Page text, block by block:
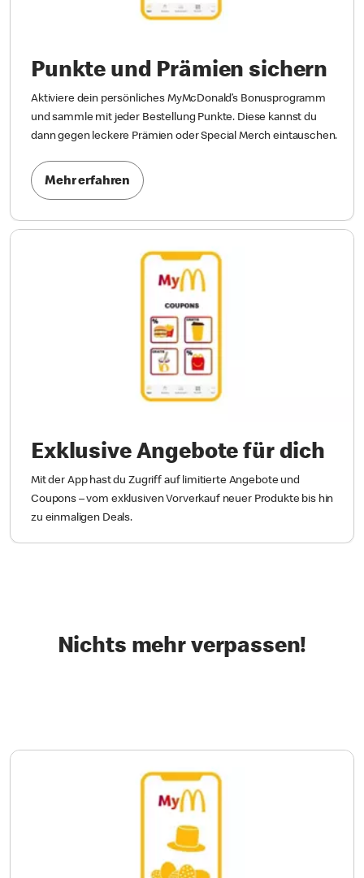
Punkte und Prämien sichern
Aktiviere dein persönliches MyMcDonald’s Bonusprogramm
und sammle mit jeder Bestellung Punkte. Diese kannst du
dann gegen leckere Prämien oder Special Merch eintauschen.
Mehr erfahren
Exklusive Angebote für dich
Mit der App hast du Zugriff auf limitierte Angebote und
Coupons – vom exklusiven Vorverkauf neuer Produkte bis hin
zu einmaligen Deals.
Nichts mehr verpassen!